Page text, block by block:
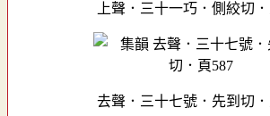
上聲．三十一巧．側絞切
去聲．三十七號．先到切